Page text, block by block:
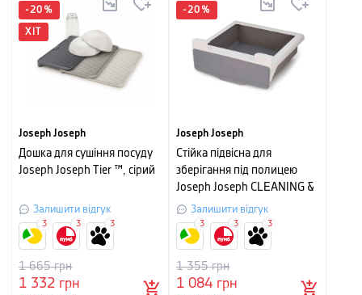
-20 %
ХІТ
Joseph Joseph
Дошка для сушіння посуду
Joseph Joseph Tier ™, сірий
Залишити відгук
1 332 грн
1 665грн
3 3 3
-20 %
Joseph Joseph
Стійка підвісна для
зберігання під полицею
Joseph Joseph CLEANING &
ORGANISATION,
10,2x23,5x22,5 см, сірий
Залишити відгук
1 084 грн
1 355грн
3 3 3